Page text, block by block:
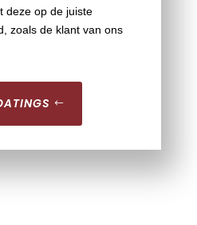
deze op de juiste
zoals de klant van ons